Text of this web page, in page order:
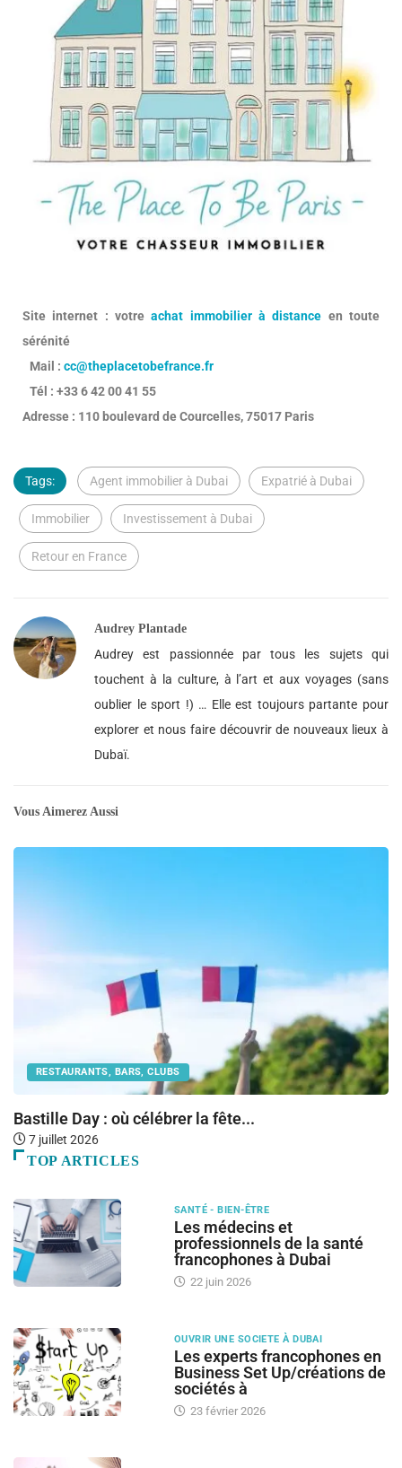
Site internet : votreachat immobilier à distance en toute
sérénité
Mail : cc@theplacetobefrance.fr
Tél : +33 6 42 00 41 55
Adresse : 110 boulevard de Courcelles, 75017 Paris
Tags: Agent immobilier à Dubai Expatrié à Dubai
Immobilier Investissement à Dubai
Retour en France
Audrey Plantade
Audrey est passionnée par tous les sujets qui
touchent à la culture, à l’art et aux voyages (sans
oublier le sport !) … Elle est toujours partante pour
explorer et nous faire découvrir de nouveaux lieux à
Dubaï.
Vous Aimerez Aussi
RESTAURANTS, BARS, CLUBS
Bastille Day : où célébrer la fête...
7 juillet 2026
TOP ARTICLES
SANTÉ - BIEN-ÊTRE
Les médecins et
professionnels de la santé
francophones à Dubai
22 juin 2026
OUVRIR UNE SOCIETE À DUBAI
Les experts francophones en
Business Set Up/créations de
sociétés à
23 février 2026